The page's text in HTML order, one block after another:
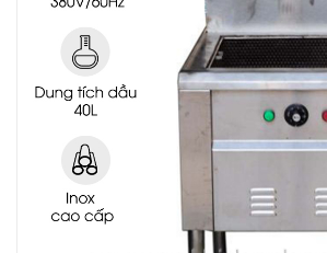
THIẾT BỊ LÀM ĐỒ ĂN NHANH
THIẾT BỊ LÀM BÁNH
MÁY ĐÓNG GÓI THỰC PHẨM
THIẾT BỊ LẠNH